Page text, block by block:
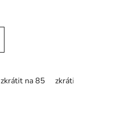
zkrátit na 85 zkrátit na 95